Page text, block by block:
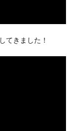
てきました！